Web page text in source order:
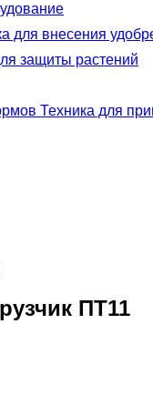
для внесения
защиты растений
Техника для
ПТ11